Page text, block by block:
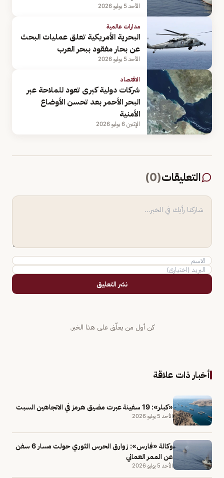
الأحد 5 يوليو 2026
مدارات عالمية
البحرية الأمريكية تعلق عمليات البحث
عن بحار مفقود ببحر العرب
الأحد 5 يوليو 2026
الاقتصاد
شركات دولية كبرى تعود للملاحة عبر
البحر الأحمر بعد تحسن الأوضاع
الأمنية
الإثنين 6 يوليو 2026
التعليقات(
0
)
نشر التعليق
كن أول من يعلّق على هذا الخبر.
أخبار ذات علاقة
«كبلر»: 19 سفينة عبرت مضيق هرمز في الاتجاهين السبت
الأحد 5 يوليو 2026
وكالة «فارس»: زوارق الحرس الثوري حولت مسار 6 سفن
عن الممر العماني
الأحد 5 يوليو 2026